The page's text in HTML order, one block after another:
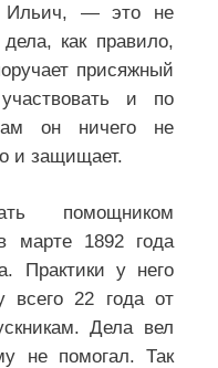
Ильич, — это не
как правило,
присяжный
и по
он ничего не
и защищает.
помощником
марте 1892 года
Практики у него
всего 22 года от
Дела вел
не помогал. Так